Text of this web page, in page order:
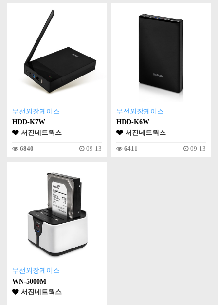
무선외장케이스
HDD-K7W
서진네트웍스
6840 09-13
무선외장케이스
HDD-K6W
서진네트웍스
6411 09-13
무선외장케이스
WN-5000M
서진네트웍스